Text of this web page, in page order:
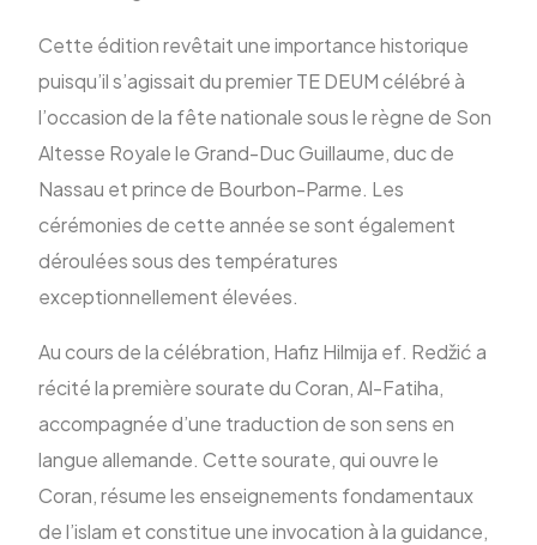
Cette édition revêtait une importance historique
puisqu’il s’agissait du premier TE DEUM célébré à
l’occasion de la fête nationale sous le règne de Son
Altesse Royale le Grand-Duc Guillaume, duc de
Nassau et prince de Bourbon-Parme. Les
cérémonies de cette année se sont également
déroulées sous des températures
exceptionnellement élevées.
Au cours de la célébration, Hafiz Hilmija ef. Redžić a
récité la première sourate du Coran, Al-Fatiha,
accompagnée d’une traduction de son sens en
langue allemande. Cette sourate, qui ouvre le
Coran, résume les enseignements fondamentaux
de l’islam et constitue une invocation à la guidance,